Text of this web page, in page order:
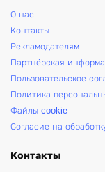
О нас
Контакты
Рекламодателям
Партнёрская
Пользовательское
Политика
Файлы cookie
Согласие на
Контакты